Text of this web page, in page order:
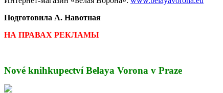
Подготовила А. Навотная
НА ПРАВАХ РЕКЛАМЫ
Nové knihkupectví Belaya Vorona v Praze